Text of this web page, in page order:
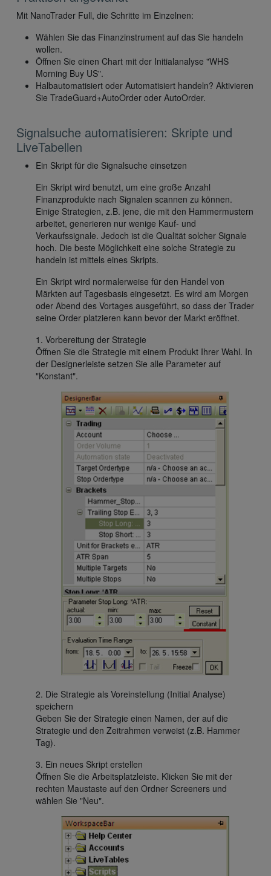
Mit NanoTrader Full, die Schritte im Einzelnen:
Wählen Sie das Finanzinstrument auf das Sie handeln
wollen.
Öffnen Sie einen Chart mit der Initialanalyse "WHS
Morning Buy US".
Halbautomatisiert oder Automatisiert handeln? Aktivieren
Sie TradeGuard+AutoOrder oder AutoOrder.
Signalsuche automatisieren: Skripte und
LiveTabellen
Ein Skript für die Signalsuche einsetzen
Ein Skript wird benutzt, um eine große Anzahl
Finanzprodukte nach Signalen scannen zu können.
Einige Strategien, z.B. jene, die mit den Hammermustern
arbeitet, generieren nur wenige Kauf- und
Verkaufssignale. Jedoch ist die Qualität solcher Signale
hoch. Die beste Möglichkeit eine solche Strategie zu
handeln ist mittels eines Skripts.
Ein Skript wird normalerweise für den Handel von
Märkten auf Tagesbasis eingesetzt. Es wird am Morgen
oder Abend des Vortages ausgeführt, so dass der Trader
seine Order platzieren kann bevor der Markt eröffnet.
1. Vorbereitung der Strategie
Öffnen Sie die Strategie mit einem Produkt Ihrer Wahl. In
der Designerleiste setzen Sie alle Parameter auf
"Konstant".
2. Die Strategie als Voreinstellung (Initial Analyse)
speichern
Geben Sie der Strategie einen Namen, der auf die
Strategie und den Zeitrahmen verweist (z.B. Hammer
Tag).
3. Ein neues Skript erstellen
Öffnen Sie die Arbeitsplatzleiste. Klicken Sie mit der
rechten Maustaste auf den Ordner Screeners und
wählen Sie "Neu".